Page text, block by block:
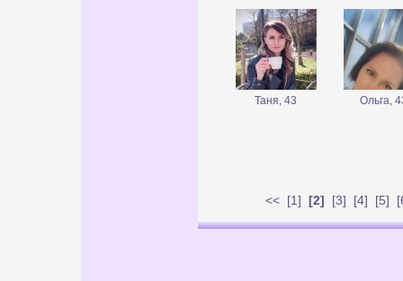
Таня, 43 Ольга,
<<[1] [2] [3] [4] [5] [